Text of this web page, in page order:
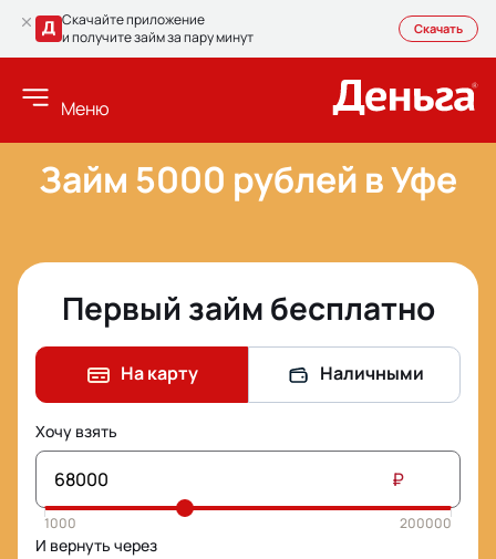
Скачайте приложение
и получите займ за пару минут
Скачать
Меню
Займ 5000 рублей в Уфе
Первый займ бесплатно
На карту Наличными
Хочу взять
₽
И вернуть через